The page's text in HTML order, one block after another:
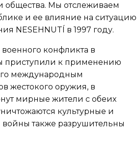
Мы отслеживаем
и ее влияние на ситуацию
NESEHNUTÍ в 1997 году.
конфликта в
приступили к применению
международным
жестокого оружия, в
мирные жители с обеих
культурные и
также разрушительны